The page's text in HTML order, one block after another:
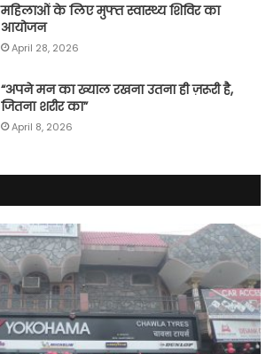
महिलाओं के लिए मुफ्त स्वास्थ्य शिविर का
आयोजन
April 28, 2026
“अपने मन का ख्याल रखना उतना ही ज़रूरी है,
जितना शरीर का”
April 8, 2026